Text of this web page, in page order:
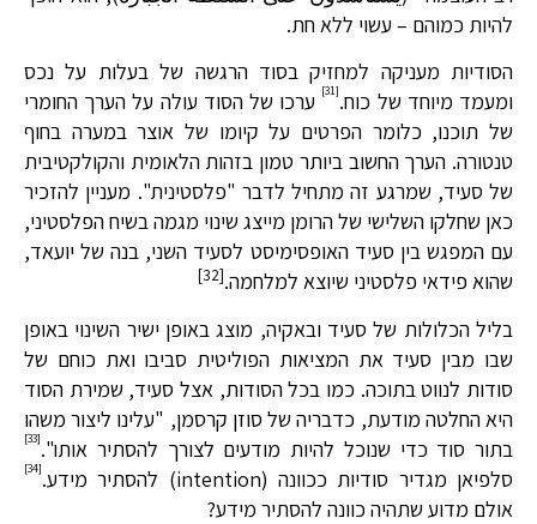
להיות כמוהם – עשוי ללא חת.
הסודיות מעניקה למחזיק בסוד הרגשה של בעלות על נכס
ומעמד מיוחד של כוח.[31]
ערכו של הסוד עולה על הערך החומרי
של תוכנו, כלומר הפרטים על קיומו של אוצר במערה בחוף
טנטורה. הערך החשוב ביותר טמון בזהות הלאומית והקולקטיבית
של סעיד, שמרגע זה מתחיל לדבר "פלסטינית". מעניין להזכיר
כאן שחלקו השלישי של הרומן מייצג שינוי מגמה בשיח הפלסטיני,
עם המפגש בין סעיד האופסימיסט לסעיד השני, בנה של יועאד,
שהוא פידאי פלסטיני שיוצא למלחמה.[32]
בליל הכלולות של סעיד ובאקיה, מוצג באופן ישיר השינוי באופן
שבו מבין סעיד את המציאות הפוליטית סביבו ואת כוחם של
סודות לנווט בתוכה. כמו בכל הסודות, אצל סעיד, שמירת הסוד
היא החלטה מודעת, כדבריה של סוזן קרסמן, "עלינו ליצור משהו
בתור סוד כדי שנוכל להיות מודעים לצורך להסתיר אותו".[33]
סלפיאן מגדיר סודיות ככוונה (intention) להסתיר מידע. [34]
אולם מדוע שתהיה כוונה להסתיר מידע?